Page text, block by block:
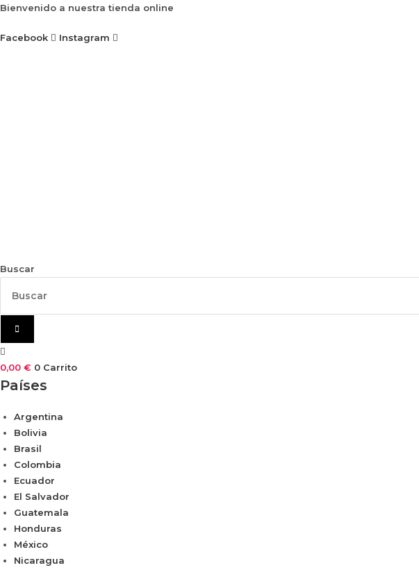
Ir
contenido
Bienvenido a nuestra tienda online
Facebook Instagram
Buscar
0,00 € 0 Carrito
Países
Argentina
Bolivia
Brasil
Colombia
Ecuador
El Salvador
Guatemala
Honduras
México
Nicaragua